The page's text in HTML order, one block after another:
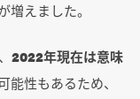
増えました。
2022年現在は意味
能性もあるため、